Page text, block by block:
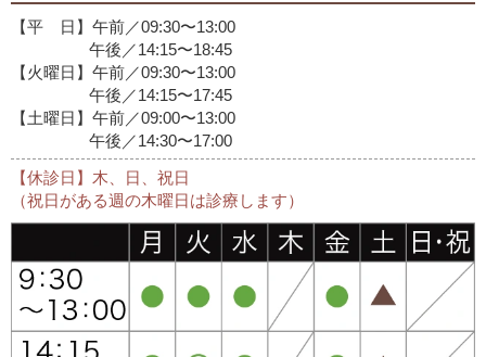
【平 日】午前／09:30〜13:00
午後／14:15〜18:45
【火曜日】午前／09:30〜13:00
午後／14:15〜17:45
【土曜日】午前／09:00〜13:00
午後／14:30〜17:00
【休診日】木、日、祝日
（祝日がある週の木曜日は診療します）